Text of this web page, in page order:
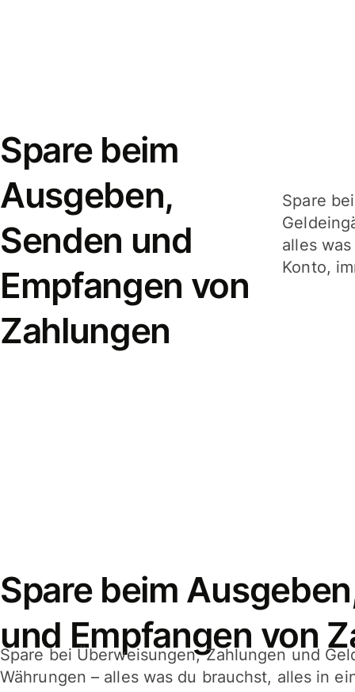
Spare beim
Ausgeben,
Senden und
Empfangen von
Zahlungen
Spare
alles
Konto,
Spare beim
und Empfangen von
Spare bei Überweisungen, Zahlungen und
Währungen – alles was du brauchst, alles in